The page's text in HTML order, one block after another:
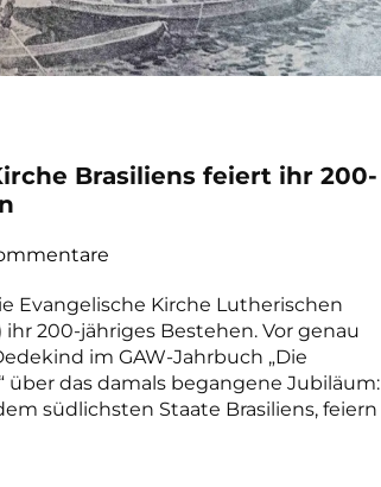
Brasiliens feiert ihr 200-
Evangelische Kirche Lutherischen
ihr 200-jähriges Bestehen. Vor genau
im GAW-Jahrbuch „Die
über das damals begangene Jubiläum:
südlichsten Staate Brasiliens, feiern